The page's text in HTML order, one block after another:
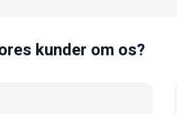
kunder om os?